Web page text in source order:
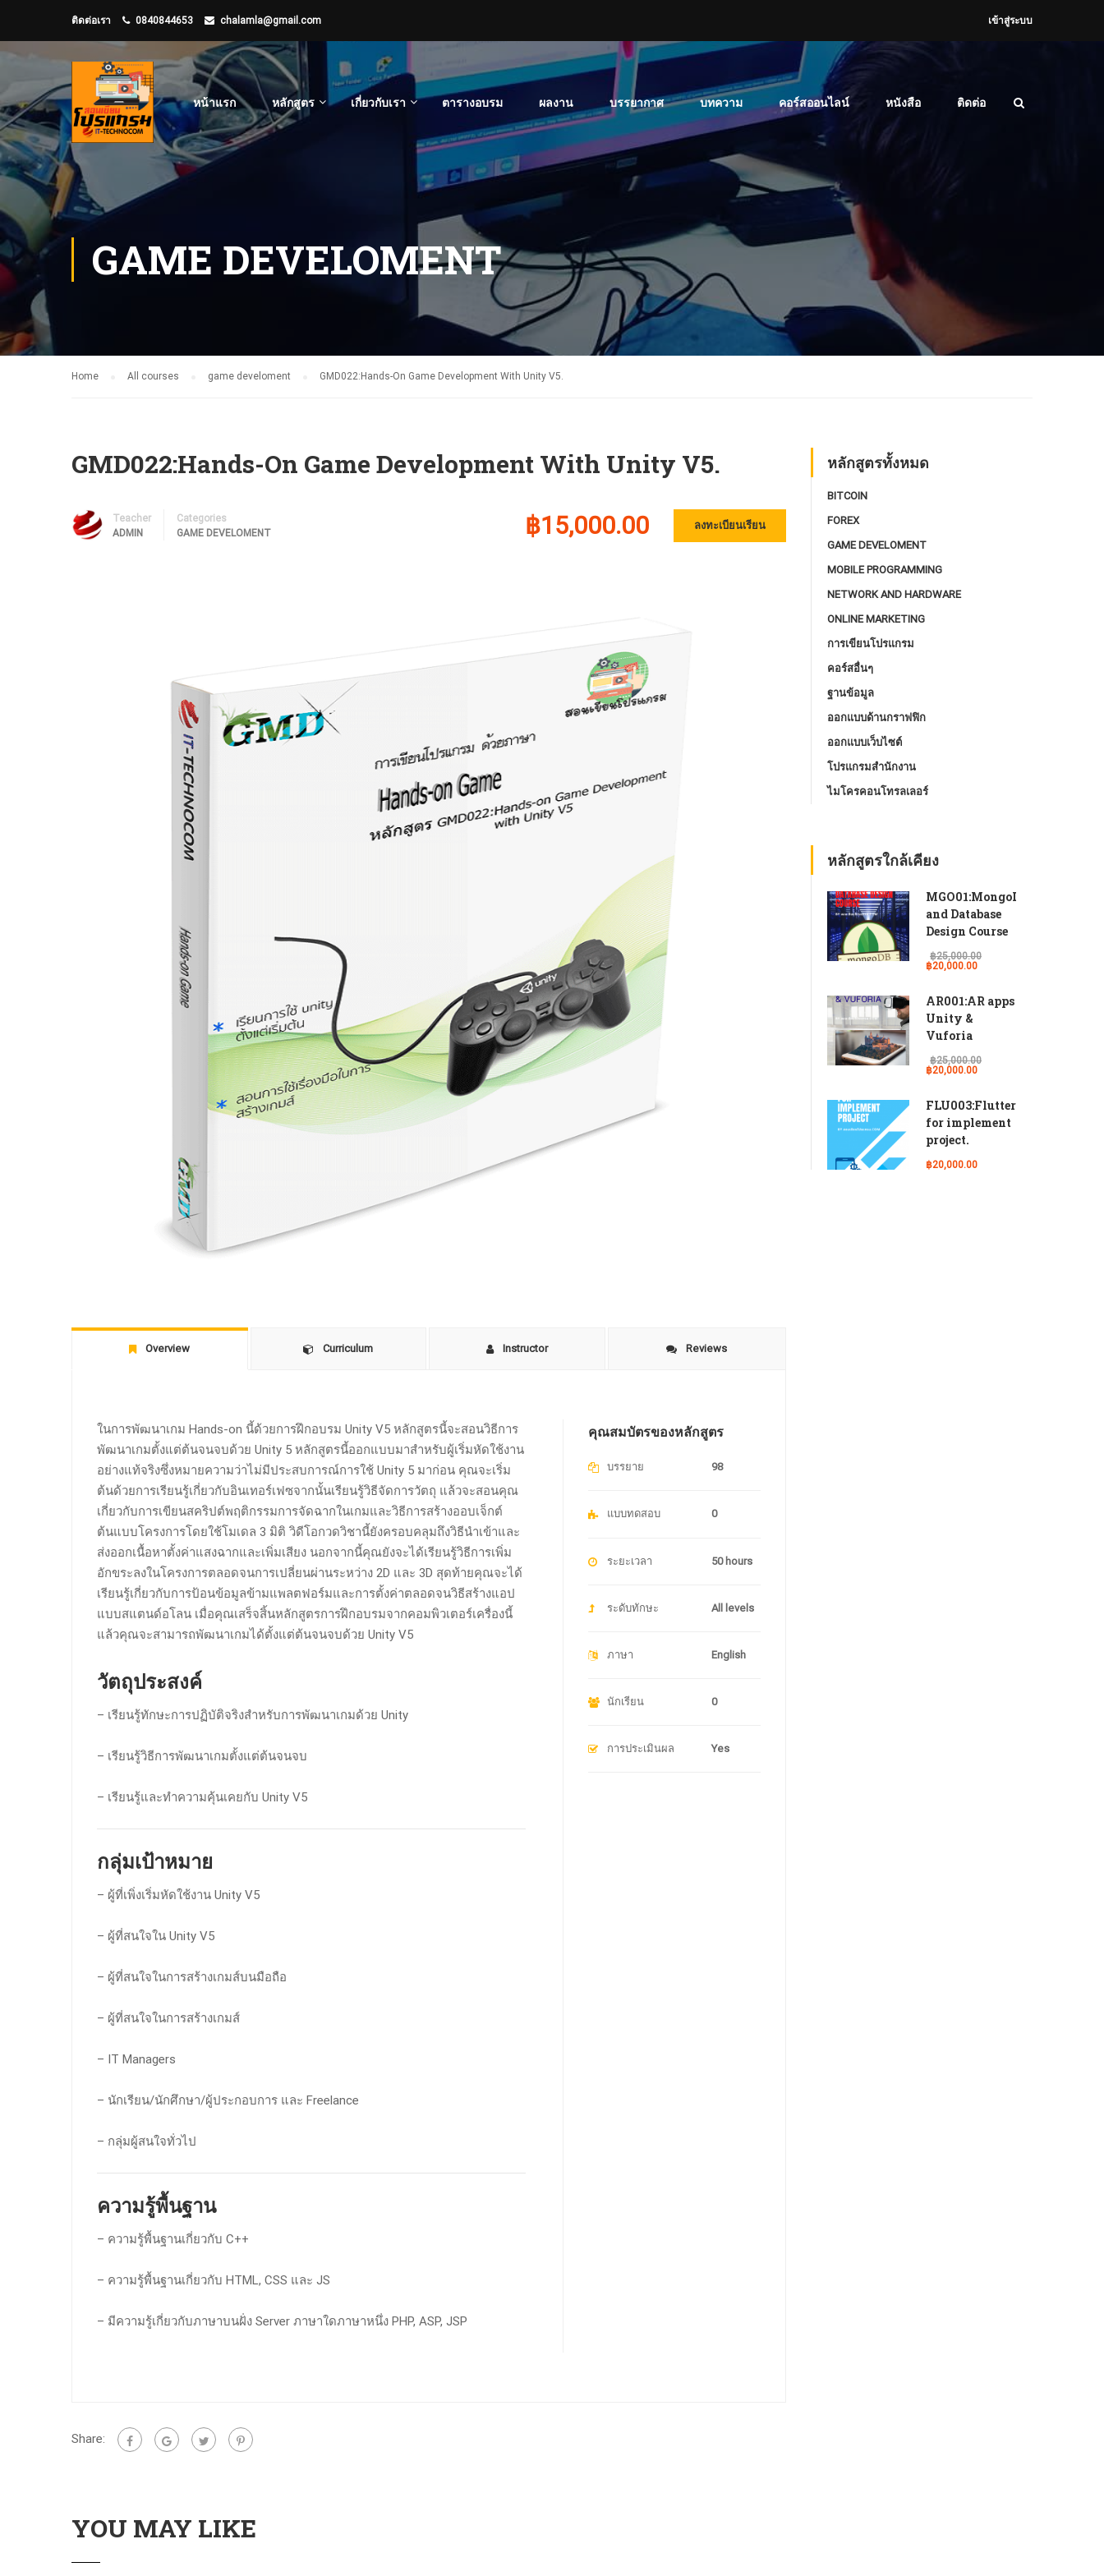
ติดต่อเรา 0840844653 chalamla@gmail.com เข้าสู่ระบบ
หน้าแรก หลักสูตร เกี่ยวกับเรา ตารางอบรม ผลงาน บรรยากาศ บทความ คอร์สออนไลน์ หนังสือ ติดต่อ
GAME DEVELOMENT
Home All courses game develoment GMD022:Hands-On Game Development With Unity V5.
GMD022:Hands-On Game Development With Unity V5.
Teacher
ADMIN
Categories
GAME DEVELOMENT
฿15,000.00 ลงทะเบียนเรียน
Overview Curriculum Instructor Reviews
ในการพัฒนาเกม Hands-on นี้ด้วยการฝึกอบรม Unity V5 หลักสูตรนี้จะสอนวิธีการ
พัฒนาเกมตั้งแต่ต้นจนจบด้วย Unity 5 หลักสูตรนี้ออกแบบมาสำหรับผู้เริ่มหัดใช้งาน
อย่างแท้จริงซึ่งหมายความว่าไม่มีประสบการณ์การใช้ Unity 5 มาก่อน คุณจะเริ่ม
ต้นด้วยการเรียนรู้เกี่ยวกับอินเทอร์เฟซจากนั้นเรียนรู้วิธีจัดการวัตถุ แล้วจะสอนคุณ
เกี่ยวกับการเขียนสคริปต์พฤติกรรมการจัดฉากในเกมและวิธีการสร้างออบเจ็กต์
ต้นแบบโครงการโดยใช้โมเดล 3 มิติ วิดีโอกวดวิชานี้ยังครอบคลุมถึงวิธีนำเข้าและ
ส่งออกเนื้อหาตั้งค่าแสงฉากและเพิ่มเสียง นอกจากนี้คุณยังจะได้เรียนรู้วิธีการเพิ่ม
อักขระลงในโครงการตลอดจนการเปลี่ยนผ่านระหว่าง 2D และ 3D สุดท้ายคุณจะได้
เรียนรู้เกี่ยวกับการป้อนข้อมูลข้ามแพลตฟอร์มและการตั้งค่าตลอดจนวิธีสร้างแอป
แบบสแตนด์อโลน เมื่อคุณเสร็จสิ้นหลักสูตรการฝึกอบรมจากคอมพิวเตอร์เครื่องนี้
แล้วคุณจะสามารถพัฒนาเกมได้ตั้งแต่ต้นจนจบด้วย Unity V5
วัตถุประสงค์
– เรียนรู้ทักษะการปฏิบัติจริงสำหรับการพัฒนาเกมด้วย Unity
– เรียนรู้วิธีการพัฒนาเกมตั้งแต่ต้นจนจบ
– เรียนรู้และทำความคุ้นเคยกับ Unity V5
กลุ่มเป้าหมาย
– ผู้ที่เพิ่งเริ่มหัดใช้งาน Unity V5
– ผู้ที่สนใจใน Unity V5
– ผู้ที่สนใจในการสร้างเกมส์บนมือถือ
– ผู้ที่สนใจในการสร้างเกมส์
– IT Managers
– นักเรียน/นักศึกษา/ผู้ประกอบการ และ Freelance
– กลุ่มผู้สนใจทั่วไป
ความรู้พื้นฐาน
– ความรู้พื้นฐานเกี่ยวกับ C++
– ความรู้พื้นฐานเกี่ยวกับ HTML, CSS และ JS
– มีความรู้เกี่ยวกับภาษาบนฝั่ง Server ภาษาใดภาษาหนึ่ง PHP, ASP, JSP
คุณสมบัตรของหลักสูตร
บรรยาย 98
แบบทดสอบ 0
ระยะเวลา 50 hours
ระดับทักษะ All levels
ภาษา English
นักเรียน 0
การประเมินผล Yes
Share:
YOU MAY LIKE
หลักสูตรทั้งหมด
BITCOIN
FOREX
GAME DEVELOMENT
MOBILE PROGRAMMING
NETWORK AND HARDWARE
ONLINE MARKETING
การเขียนโปรแกรม
คอร์สอื่นๆ
ฐานข้อมูล
ออกแบบด้านกราฟฟิก
ออกแบบเว็บไซต์
โปรแกรมสํานักงาน
ไมโครคอนโทรลเลอร์
หลักสูตรใกล้เคียง
MGO01:MongoDB
and Database
Design Course
฿25,000.00
฿20,000.00
AR001:AR apps
Unity &
Vuforia
฿25,000.00
฿20,000.00
FLU003:Flutter
for implement
project.
฿20,000.00